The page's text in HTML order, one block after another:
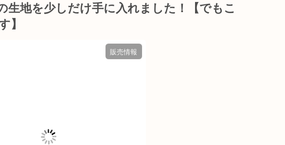
生地を少しだけ手に入れました！【でもこ
】
販売情報